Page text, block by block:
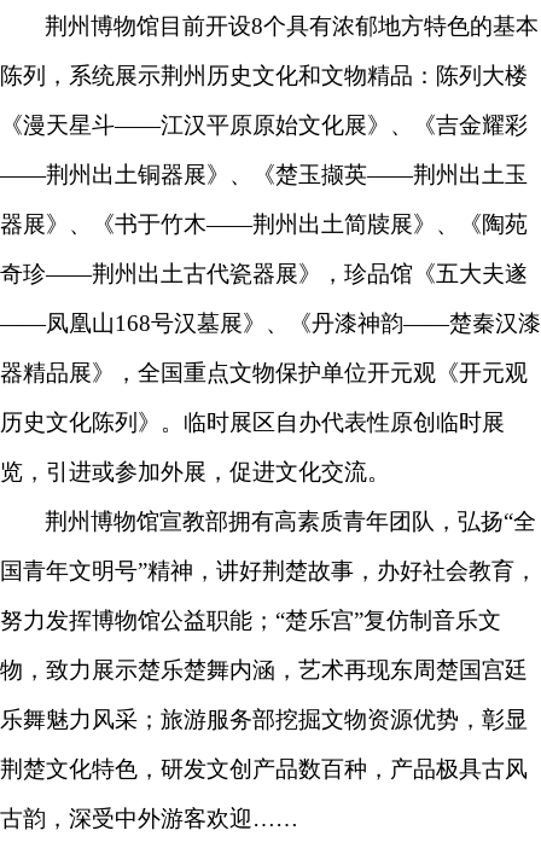
荆州博物馆 目前开设8个具有浓郁地方特色的基本
陈列，系统展示荆州历史文化和文物精品 ： 陈列大楼
《漫天星斗——江汉平原原始文化展》 、
《吉金耀彩
——荆州出土铜器展》 、
《楚玉撷英——荆州出土玉
器展》 、 《书于竹木——荆州出土简牍展》 、
《陶苑
奇珍——荆州出土古代瓷器展》
， 珍品馆《五大夫遂
——凤凰山168号汉墓展》 、
《丹漆神韵——楚秦汉漆
器精品展》
， 全国重点文物保护单位开元观 《开元观
历史文化陈列》 。 临时展区自办代表性原创临时展
览，引进或参加外展，促进文化交流。
荆州博物馆宣教部拥有高素质青年团队，弘扬“全
国青年文明号”精神，讲好荆楚故事，办好社会教育，
努力发挥博物馆公益职能；“楚乐宫”复仿制音乐文
物，致力展示楚乐楚舞内涵，艺术再现东周楚国宫廷
乐舞魅力风采；旅游服务部挖掘文物资源优势，彰显
荆楚文化特色，研发文创产品数百种，产品极具古风
古韵，深受中外游客欢迎……